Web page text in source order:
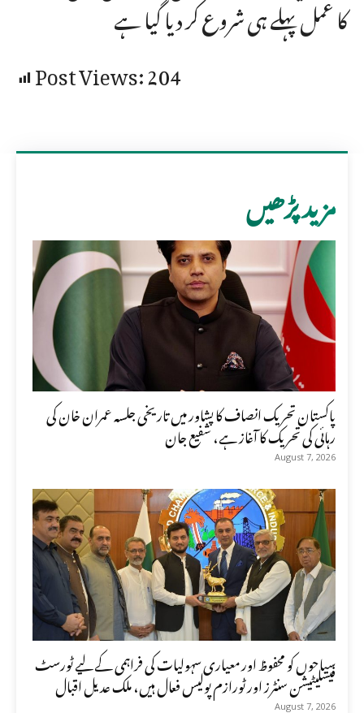
کا عمل پہلے ہی شروع کر دیا گیا ہے
Post Views:204
مزید پڑھیں
پاکستان تحریک انصاف کا پشاور میں تاریخی جلسہ عمران خان کی
رہائی کی تحریک کا آغاز ہے، شفیع جان
August 7, 2026
سیاحوں کو محفوظ اور معیاری سہولیات کی فراہمی کے لیے ٹورسٹ
فیسلیٹیشن سنٹرز اور ٹورازم پولیس فعال ہیں، ملک عدیل اقبال
August 7, 2026